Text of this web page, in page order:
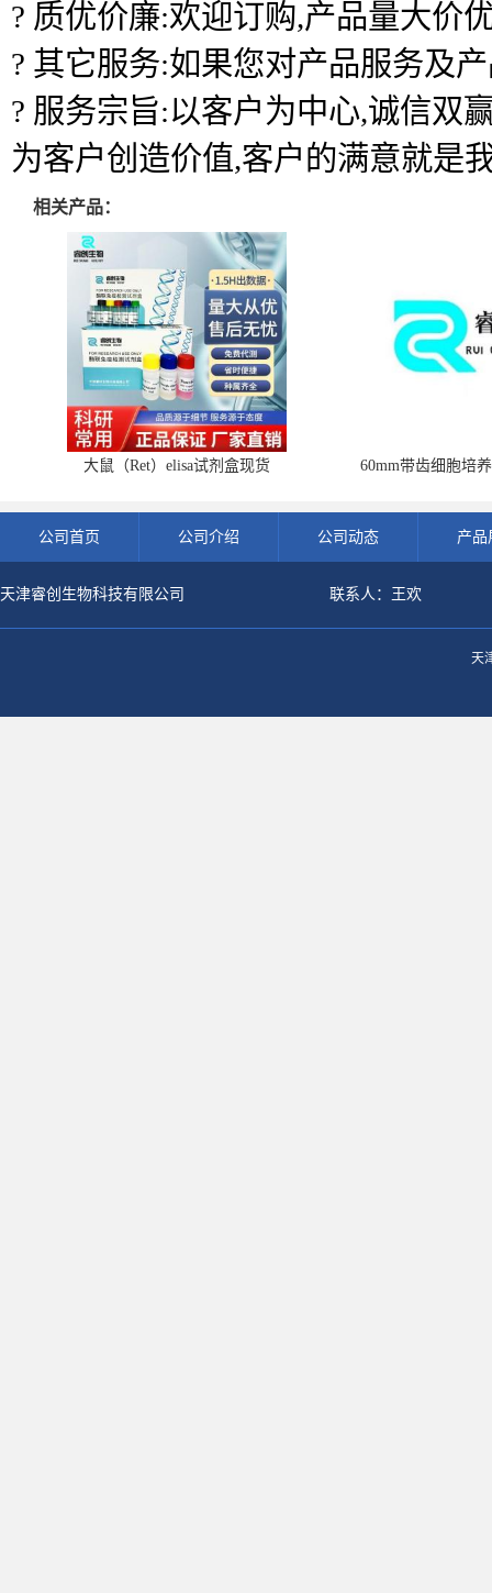
? 质优价廉:欢迎订购,产品量大价
? 其它服务:如果您对产品服务及
? 服务宗旨:以客户为中心,诚信双
为客户创造价值,客户的满意就是
相关产品：
大鼠（Ret）elisa试剂盒现货 60mm带齿细胞培
公司首页 公司介绍 公司动态 产品
天津睿创生物科技有限公司 联系人：王欢
天